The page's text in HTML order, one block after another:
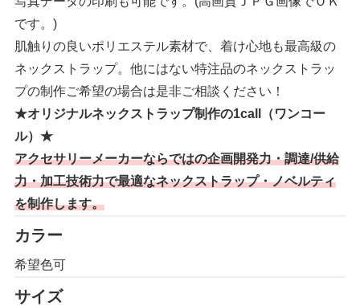
です。)
肌触りの良いポリエステル素材で、着け心地も最高級の
ネックストラップ。他にはない特注品のネックストラッ
プの制作ご希望の場合は是非ご相談ください！
★オリジナルネックストラップ制作の1call（ワンコー
ル）★
アクセサリーメーカーならではの企画開発力・調達/供給
力・加工技術力で最適なネックストラップ・ノベルティ
を制作します。
カラー
希望色可
サイズ